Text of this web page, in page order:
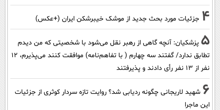
4 جزئیات مورد بحث جدید از موشک خیبرشکن ایران (+عکس)
5 پزشکیان‌: آنچه گاهی از رهبر نقل می‌شود با شخصیتی که من دیدم
تطابق ندارد/ گفتند سه چهارم ( با تفاهم‌نامه) موافقت کنند می‌پذیرم، 12
نفر از 13 نفر رأی دادند و پذیرفتند
6 شهید لاریجانی چگونه ردیابی شد؟ روایت تازه سردار کوثری از جزئیات
این ماجرا